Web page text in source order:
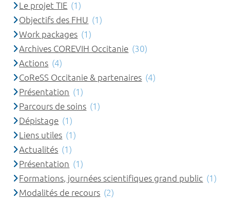
Le projet TIE (1)
Objectifs des FHU (1)
Work packages (1)
Archives COREVIH Occitanie (30)
Actions (4)
CoReSS Occitanie & partenaires (4)
Présentation (1)
Parcours de soins (1)
Dépistage (1)
Liens utiles (1)
Actualités (1)
Présentation (1)
Formations, journées scientifiques grand public (1)
Modalités de recours (2)